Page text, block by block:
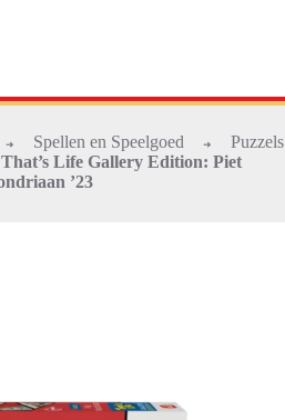
➜ Spellen en Speelgoed ➜ Puzzels
That’s Life Gallery Edition: Piet
’23